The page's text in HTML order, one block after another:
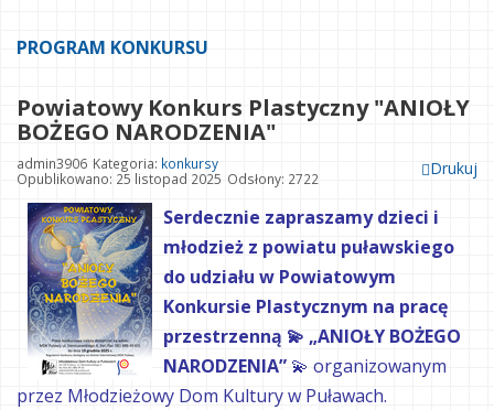
PROGRAM KONKURSU
Powiatowy Konkurs Plastyczny "ANIOŁY
BOŻEGO NARODZENIA"
Drukuj
admin3906 Kategoria: konkursy
Opublikowano: 25 listopad 2025 Odsłony: 2722
Serdecznie zapraszamy dzieci i
młodzież z powiatu puławskiego
do udziału w Powiatowym
Konkursie Plastycznym na pracę
przestrzenną 💫 „ANIOŁY BOŻEGO
NARODZENIA” 💫 organizowanym
przez Młodzieżowy Dom Kultury w Puławach.